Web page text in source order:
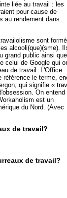
liée au travail : les
pour cause de
au rendement dans
sont
alcooli(que)(sme).
grand public ainsi
celui de Google qui
de travail. L'Office
référence le terme,
qui signifie «
On entend
est un
du Nord. (Avec
de travail?
de travail?